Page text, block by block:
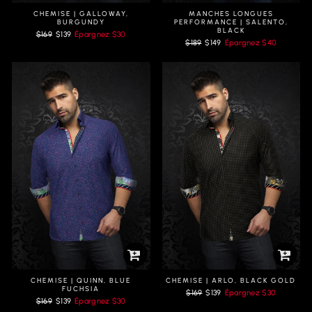
CHEMISE | GALLOWAY,
BURGUNDY
Prix
$169 Prix
$139 Épargnez $30
MANCHES LONGUES
PERFORMANCE | SALENTO,
BLACK
Prix
$189 Prix
$149 Épargnez$40
CHEMISE | QUINN, BLUE
FUCHSIA
Prix
$169 Prix
$139 Épargnez $30
CHEMISE | ARLO, BLACK GOLD
Prix
$169 Prix
$139 Épargnez$30